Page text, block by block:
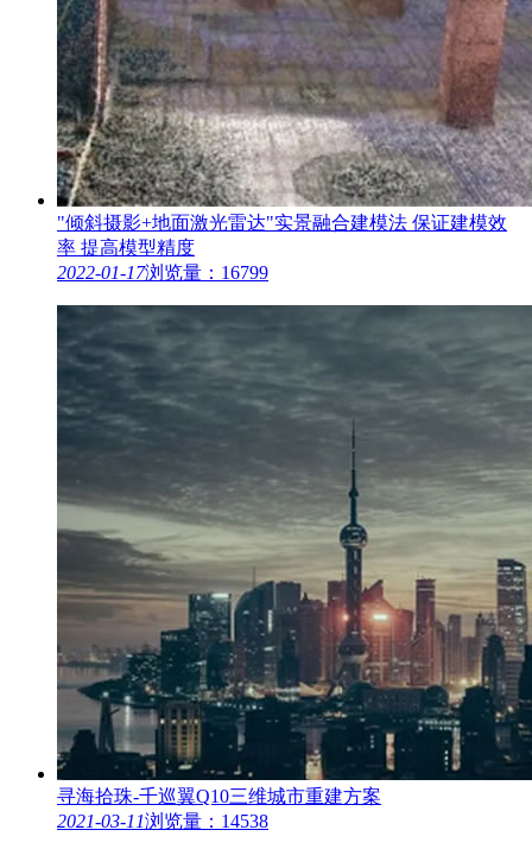
"倾斜摄影+地面激光雷达"实景融合建模法 保证建模效
率 提高模型精度
2022-01-17浏览量：16799
寻海拾珠-千巡翼Q10三维城市重建方案
2021-03-11浏览量：14538